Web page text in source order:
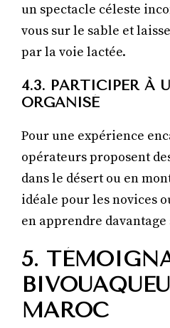
un spectacle céleste
vous sur le sable et
par la voie lactée.
4.3. PARTICIPER À
ORGANISÉ
Pour une expérience
opérateurs proposent
dans le désert ou en
idéale pour les novices
en apprendre
5.
MAROC